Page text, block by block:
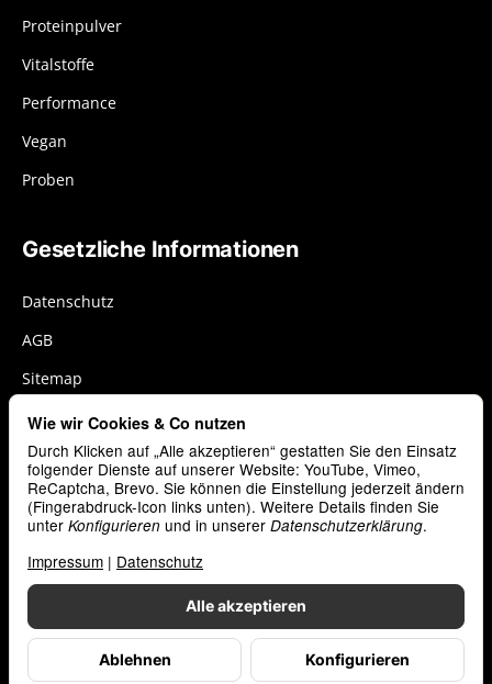
Proteinpulver
Vitalstoffe
Performance
Vegan
Proben
Gesetzliche Informationen
Datenschutz
AGB
Sitemap
Impressum
Widerrufsrecht
Cookies
Zahlungsarten
Alle Preise zzgl. gesetzlicher USt., zzgl.Versand
Alle akzeptieren
Ablehnen Konfigurieren
Wie wir Cookies & Co nutzen
Durch Klicken auf „Alle akzeptieren“ gestatten Sie den Einsatz
folgender Dienste auf unserer Website: YouTube, Vimeo,
ReCaptcha, Brevo. Sie können die Einstellung jederzeit ändern
(Fingerabdruck-Icon links unten). Weitere Details finden Sie
unter Konfigurieren und in unserer Datenschutzerklärung.
Impressum | Datenschutz